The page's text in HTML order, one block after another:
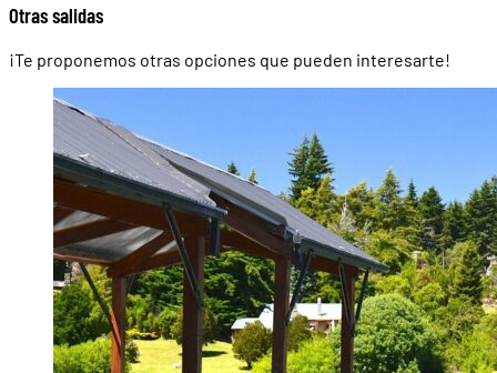
Otras salidas
¡Te proponemos otras opciones que pueden interesarte!